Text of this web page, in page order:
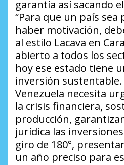
garantía así sacando
“Para que un país
haber motivación,
al estilo Lacava en
abierto a todos los
hoy ese estado tiene
inversión sustentable.
Venezuela necesita
la crisis financiera,
producción,
jurídica las
giro de 180°,
un año preciso para